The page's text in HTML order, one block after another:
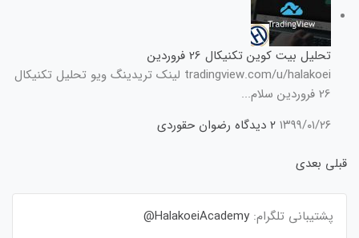
تحلیل بیت کوین تکنیکال 26 فروردین
tradingview.com/u/halakoei لینک تریدینگ ویو تحلیل تکنیکال
26 فروردین سلام...
۱۳۹۹/۰۱/۲۶ ۲ دیدگاه
رضوان حقوردی
قبلی بعدی
پشتیبانی تلگرام: HalakoeiAcademy@